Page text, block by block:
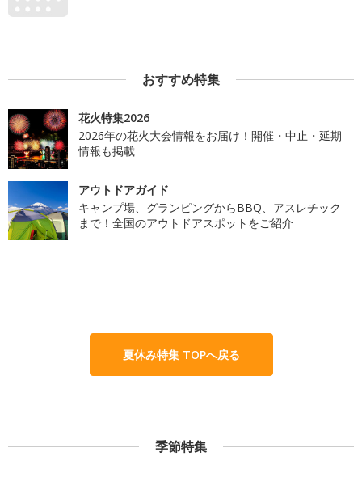
おすすめ特集
花火特集2026
2026年の花火大会情報をお届け！開催・中止・延期
情報も掲載
アウトドアガイド
キャンプ場、グランピングからBBQ、アスレチック
まで！全国のアウトドアスポットをご紹介
夏休み特集 TOPへ戻る
季節特集